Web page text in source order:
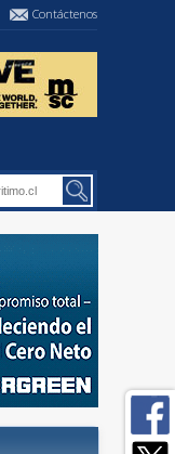
Contáctenos